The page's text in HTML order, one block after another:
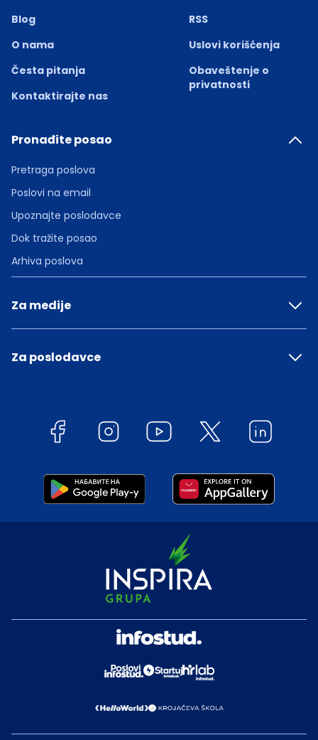
Blog
O nama
Česta pitanja
Kontaktirajte nas
RSS
Uslovi korišćenja
Obaveštenje o
privatnosti
Pronađite posao
Pretraga poslova
Poslovi na email
Upoznajte poslodavce
Dok tražite posao
Arhiva poslova
Za medije
Za poslodavce